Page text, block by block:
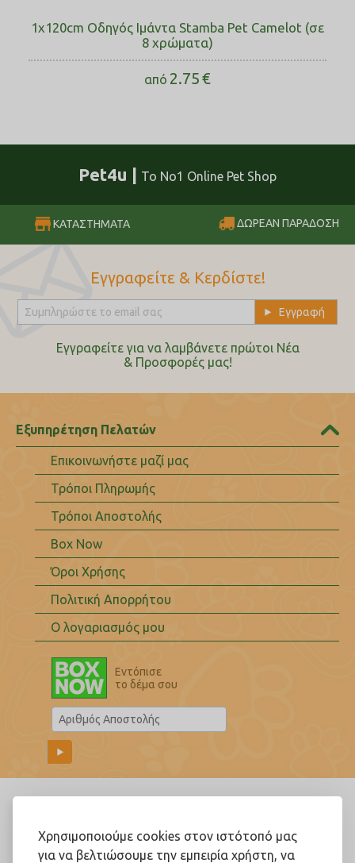
Χρησιμοποιούμε cookies στον ιστότοπό μας
για να βελτιώσουμε την εμπειρία χρήστη, να
1x120cm Οδηγός Ιμάντα Stamba Pet Camelot (σε
8 χρώματα)
από 2.75€
Pet4u | Το No1 Online Pet Shop
ΚΑΤΑΣΤΗΜΑΤΑ ΔΩΡΕΑΝ ΠΑΡΑΔΟΣΗ
Εγγραφείτε & Κερδίστε!
Εγγραφείτε για να λαμβάνετε πρώτοι Nέα
& Προσφορές μας!
Εξυπηρέτηση Πελατών
Επικοινωνήστε μαζί μας
Τρόποι Πληρωμής
Τρόποι Αποστολής
Box Now
Όροι Χρήσης
Πολιτική Απορρήτου
Ο λογαριασμός μου
Εντόπισε
το δέμα σου
Ακολουθήστε μας!